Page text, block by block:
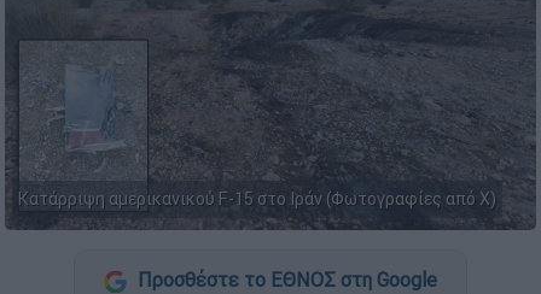
Κατάρριψη αμερικανικού F-15 στο Ιράν (Φωτογραφίες από Χ)
Προσθέστε το ΕΘΝΟΣ στη Google